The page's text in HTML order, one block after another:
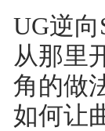
UG逆
从那里
角的做
如何让